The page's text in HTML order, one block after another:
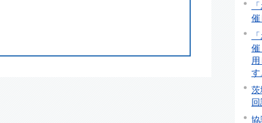
催
催
す
茨
協